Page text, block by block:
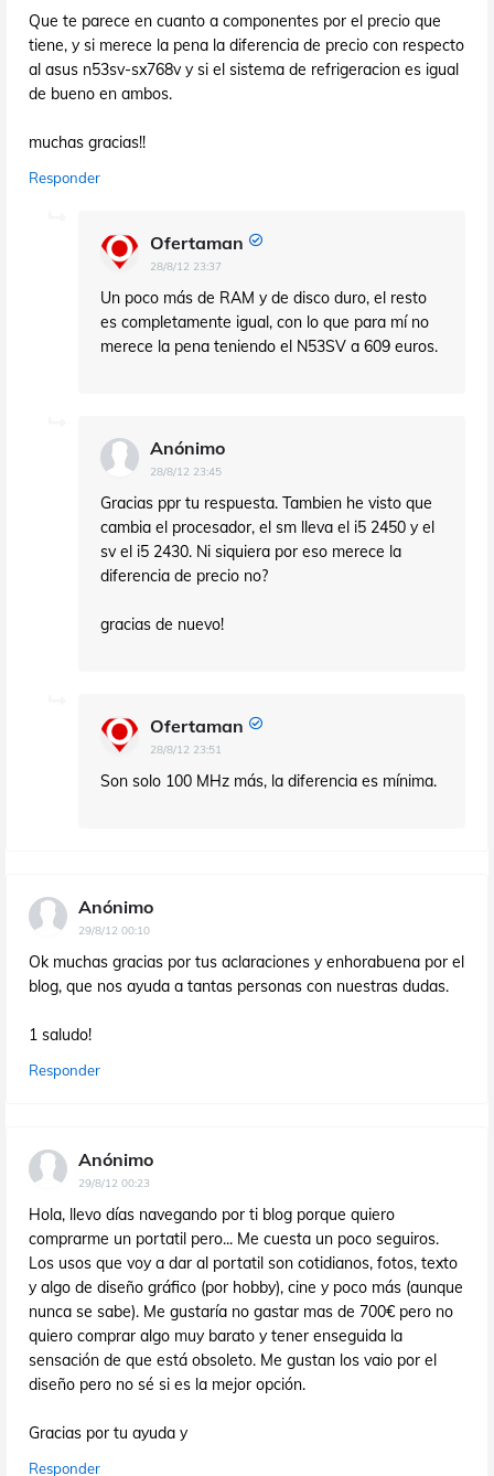
Que te parece en cuanto a componentes por el precio que
tiene, y si merece la pena la diferencia de precio con respecto
al asus n53sv-sx768v y si el sistema de refrigeracion es igual
de bueno en ambos.
muchas gracias!!
Responder
Ofertaman
28/8/12 23:37
Un poco más de RAM y de disco duro, el resto
es completamente igual, con lo que para mí no
merece la pena teniendo el N53SV a 609 euros.
Anónimo
28/8/12 23:45
Gracias ppr tu respuesta. Tambien he visto que
cambia el procesador, el sm lleva el i5 2450 y el
sv el i5 2430. Ni siquiera por eso merece la
diferencia de precio no?
gracias de nuevo!
Ofertaman
28/8/12 23:51
Son solo 100 MHz más, la diferencia es mínima.
Anónimo
29/8/12 00:10
Ok muchas gracias por tus aclaraciones y enhorabuena por el
blog, que nos ayuda a tantas personas con nuestras dudas.
1 saludo!
Responder
Anónimo
29/8/12 00:23
Hola, llevo días navegando por ti blog porque quiero
comprarme un portatil pero... Me cuesta un poco seguiros.
Los usos que voy a dar al portatil son cotidianos, fotos, texto
y algo de diseño gráfico (por hobby), cine y poco más (aunque
nunca se sabe). Me gustaría no gastar mas de 700€ pero no
quiero comprar algo muy barato y tener enseguida la
sensación de que está obsoleto. Me gustan los vaio por el
diseño pero no sé si es la mejor opción.
Gracias por tu ayuda y
Responder